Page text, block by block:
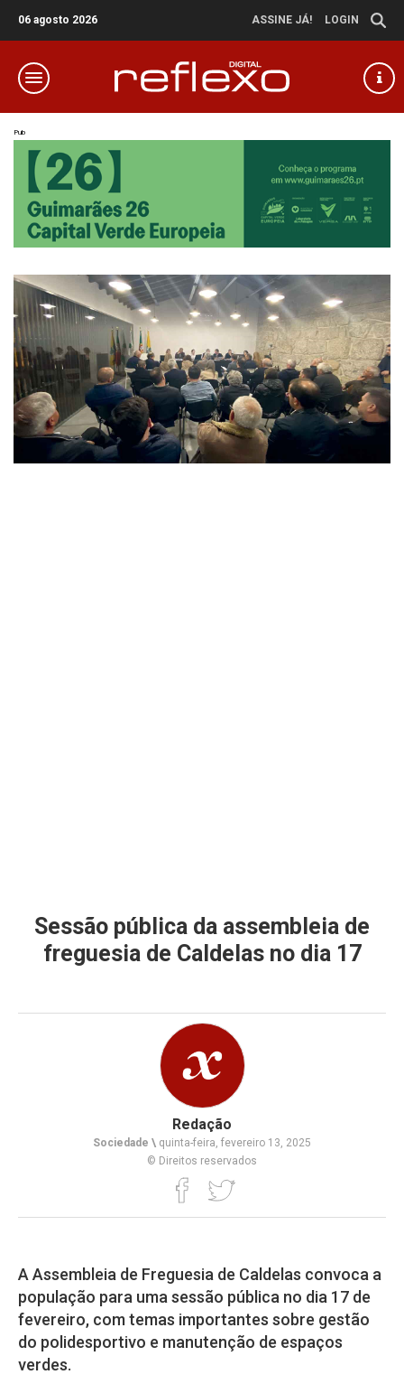
06 agosto 2026 ASSINE JÁ! LOGIN
Pub
Sessão pública da assembleia de
freguesia de Caldelas no dia 17
Redação
Sociedade \ quinta-feira, fevereiro 13, 2025
© Direitos reservados
A Assembleia de Freguesia de Caldelas convoca a
população para uma sessão pública no dia 17 de
fevereiro, com temas importantes sobre gestão
do polidesportivo e manutenção de espaços
verdes.